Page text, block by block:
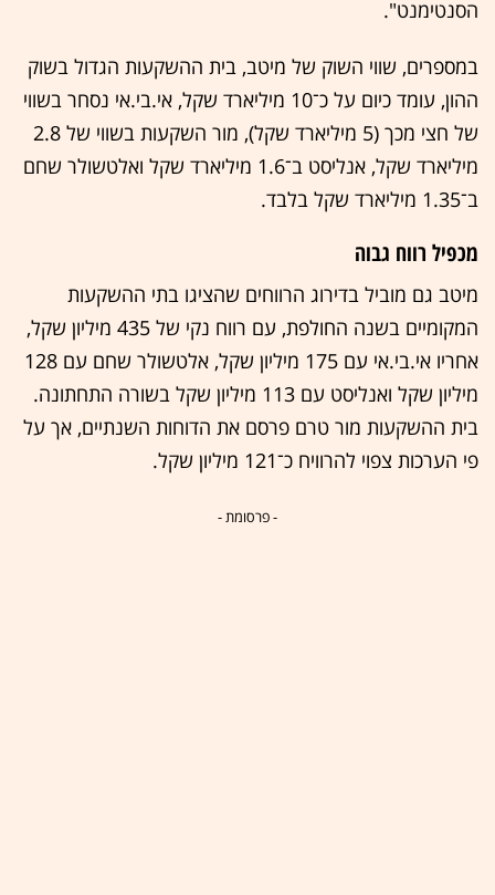
הסנטימנט".
במספרים, שווי השוק של מיטב, בית ההשקעות הגדול בשוק
ההון, עומד כיום על כ־10 מיליארד שקל, אי.בי.אי נסחר בשווי
של חצי מכך (5 מיליארד שקל), מור השקעות בשווי של 2.8
מיליארד שקל, אנליסט ב־1.6 מיליארד שקל ואלטשולר שחם
ב־1.35 מיליארד שקל בלבד.
מכפיל רווח גבוה
מיטב גם מוביל בדירוג הרווחים שהציגו בתי ההשקעות
המקומיים בשנה החולפת, עם רווח נקי של 435 מיליון שקל,
אחריו אי.בי.אי עם 175 מיליון שקל, אלטשולר שחם עם 128
מיליון שקל ואנליסט עם 113 מיליון שקל בשורה התחתונה.
בית ההשקעות מור טרם פרסם את הדוחות השנתיים, אך על
פי הערכות צפוי להרוויח כ־121 מיליון שקל.
- פרסומת -